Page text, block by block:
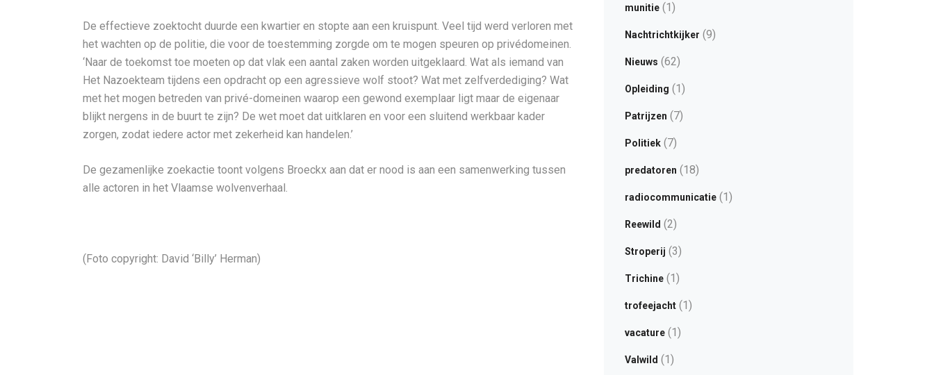
De effectieve zoektocht duurde een kwartier en stopte aan een kruispunt. Veel tijd werd verloren met
het wachten op de politie, die voor de toestemming zorgde om te mogen speuren op privédomeinen.
‘Naar de toekomst toe moeten op dat vlak een aantal zaken worden uitgeklaard. Wat als iemand van
Het Nazoekteam tijdens een opdracht op een agressieve wolf stoot? Wat met zelfverdediging? Wat
met het mogen betreden van privé-domeinen waarop een gewond exemplaar ligt maar de eigenaar
blijkt nergens in de buurt te zijn? De wet moet dat uitklaren en voor een sluitend werkbaar kader
zorgen, zodat iedere actor met zekerheid kan handelen.’
De gezamenlijke zoekactie toont volgens Broeckx aan dat er nood is aan een samenwerking tussen
alle actoren in het Vlaamse wolvenverhaal.
(Foto copyright: David ‘Billy’ Herman)
munitie(1)
Nachtrichtkijker (9)
Nieuws (62)
Opleiding (1)
Patrijzen (7)
Politiek(7)
predatoren (18)
radiocommunicatie(1)
Reewild (2)
Stroperij (3)
Trichine(1)
trofeejacht(1)
vacature(1)
Valwild (1)